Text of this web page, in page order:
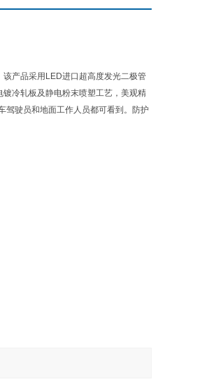
产品采用LED进口超高度发光二极管
冷轧板及静电粉末喷塑工艺，美观精
驾驶员和地面工作人员都可看到。防护